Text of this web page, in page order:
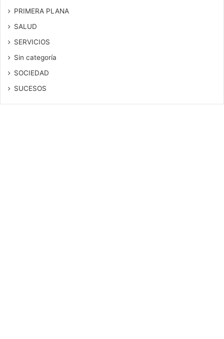
PRIMERA PLANA
SALUD
SERVICIOS
Sin categoría
SOCIEDAD
SUCESOS